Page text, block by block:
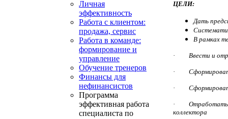
Личная
эффективность
Работа с клиентом:
продажа, сервис
Работа в команде:
формирование и
управление
Обучение тренеров
Финансы для
нефинансистов
Программа
эффективная работа
специалиста по
ЦЕЛИ:
Дать
В рамках
· Ввести и
·
·
· Отработать
коллектора